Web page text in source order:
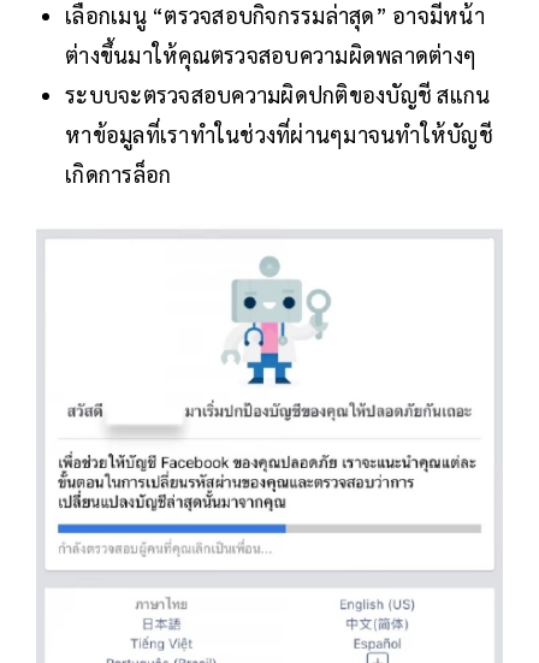
เลือกเมนู “ตรวจสอบกิจกรรมล่าสุด” อาจมีหน้า
ต่างขึ้นมาให้คุณตรวจสอบความผิดพลาดต่างๆ
ระบบจะตรวจสอบความผิดปกติของบัญชี สแกน
หาข้อมูลที่เราทำในช่วงที่ผ่านๆมาจนทำให้บัญชี
เกิดการล็อก